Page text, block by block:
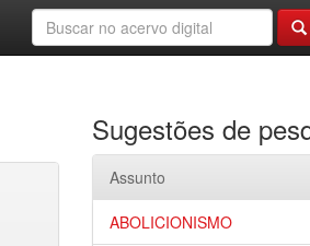
Sugestões de
Assunto
ABOLICIONISMO